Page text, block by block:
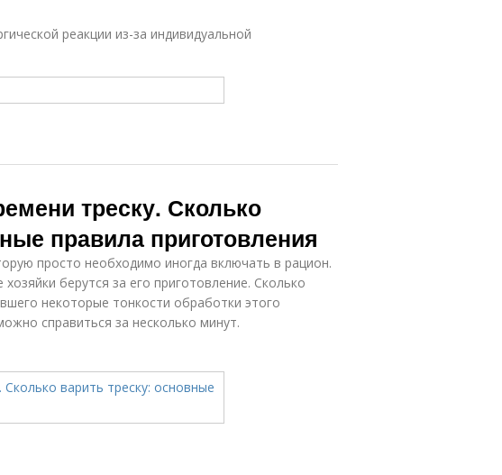
реакции из-за индивидуальной
треску. Сколько
правила приготовления
просто необходимо иногда включать в рацион.
берутся за его приготовление. Сколько
некоторые тонкости обработки этого
справиться за несколько минут.